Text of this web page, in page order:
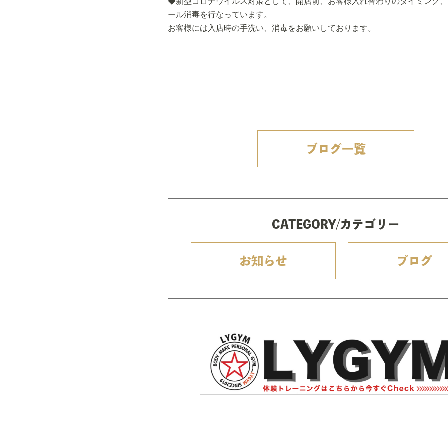
ール消毒を行なっています。
お客様には入店時の手洗い、消毒をお願いしております。
ブログ一覧
CATEGORY/カテゴリー
お知らせ ブログ